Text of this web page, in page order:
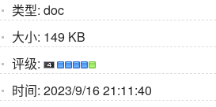
类型: doc
大小: 149 KB
评级:
时间: 2023/9/16 21:11:40